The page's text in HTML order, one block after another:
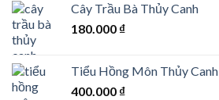
Cây Trầu Bà Thủy Canh
180.000 ₫
Tiểu Hồng Môn Thủy Canh
400.000 ₫